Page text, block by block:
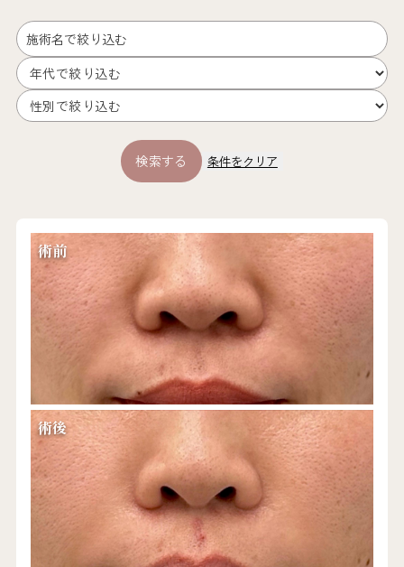
施術名で絞り込む
条件をクリア
術前
術後